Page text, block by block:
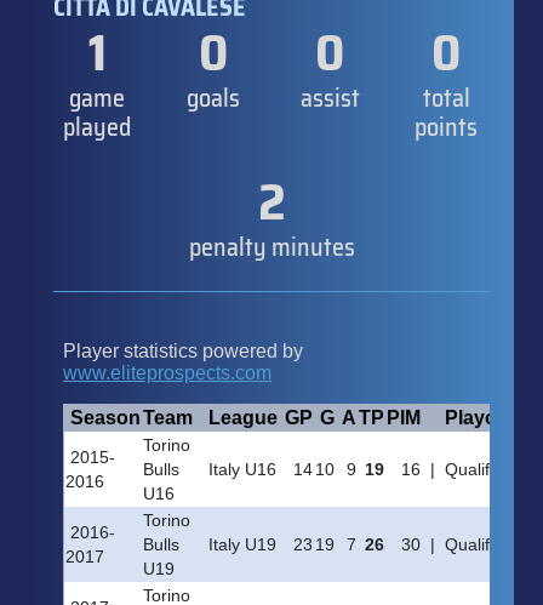
1
game
played
0
goals
0
assist
0
total
points
2
penalty minutes